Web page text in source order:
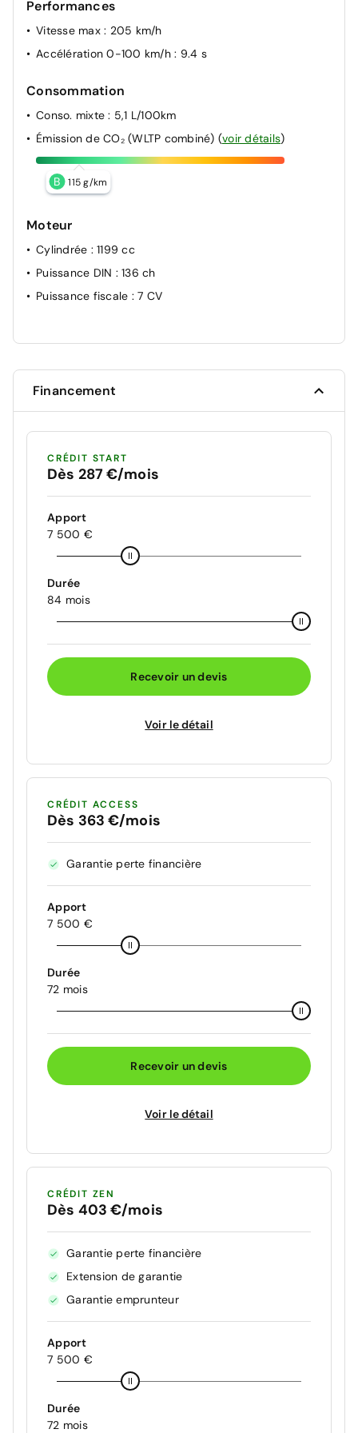
Performances
Vitesse max : 205 km/h
Accélération 0-100 km/h : 9.4 s
Consommation
Conso. mixte: 5,1 L/100km
Émission de CO₂ (WLTP combiné) (voir détails)
B 115 g/km
Moteur
Cylindrée : 1199 cc
Puissance DIN : 136 ch
Puissance fiscale : 7 CV
Financement
CRÉDIT START
Dès 287 €/mois
Apport
7 500 €
Durée
84 mois
Recevoir un devis
Voir le détail
CRÉDIT ACCESS
Dès 363 €/mois
Garantie perte financière
Apport
7 500 €
Durée
72 mois
Recevoir un devis
Voir le détail
CRÉDIT ZEN
Dès 403 €/mois
Garantie perte financière
Extension de garantie
Garantie emprunteur
Apport
7 500 €
Durée
72 mois